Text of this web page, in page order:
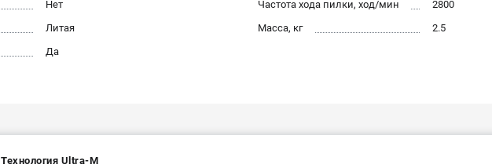
Нет
Литая
Да
Частота хода пилки, ход/мин
2800
Масса, кг
2.5
Технология Ultra-M